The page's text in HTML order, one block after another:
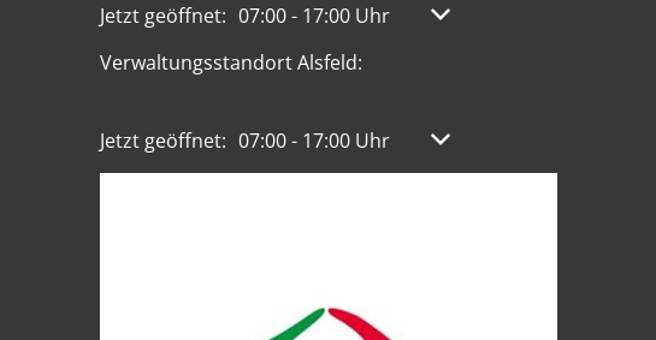
Klicken, um weitere Öffnungs- oder Schließzeiten
Jetzt geöffnet: 07:00- 17:00 Uhr
Von 07:00 bis 17:00 Uhr
Verwaltungsstandort Alsfeld:
Klicken, um weitere Öffnungs- oder Schließzeiten
Jetzt geöffnet: 07:00- 17:00 Uhr Von 07:00 bis 17:00 Uhr